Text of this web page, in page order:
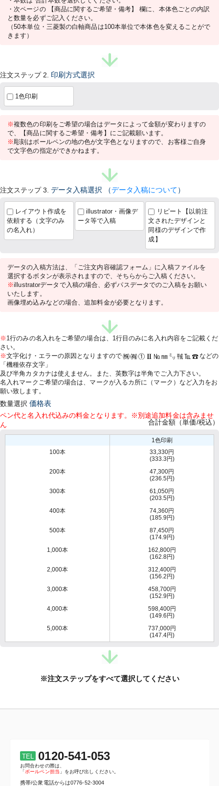
・次ページの 【商品に関するご希望・備考】 欄に、本体色ごとの内訳
と数量を必ずご記入ください。
（50本単位・三菱製の白軸商品は100本単位で本体色を変えることがで
きます）
注文ステップ 2. 印刷方式選択
1色印刷
※複数色の印刷をご希望の場合はデータによって金額が変わりますの
で、【商品に関するご希望・備考】にご記載願います。
※彫刻はボールペンの地の色が文字色となりますので、お客様ご自身
で文字色の指定ができかねます。
注文ステップ 3. データ入稿選択 （データ入稿について ）
レイアウト作成を
依頼する（文字のみ
の名入れ）
illustrator・画像デ
ータ等で入稿
リピート【以前注
文されたデザインと
同様のデザインで作
成】
データの入稿方法は、「ご注文内容確認フォーム」に入稿ファイルを
選択するボタンが表示されますので、そちらからご入稿ください。
※illustratorデータで入稿の場合、必ずパスデータでのご入稿をお願い
いたします。
画像埋め込みなどの場合、追加料金が必要となります。
※ 1行のみの名入れをご希望の場合は、1行目のみに名入れ内容をご記載くだ
さい。
※文字化け・エラーの原因となりますので
などの
「機種依存文字」
及び半角カタカナは使えません。また、英数字は半角でご入力下さい。
名入れマークご希望の場合は、マークが入るカ所に（マーク）など入力をお
願い致します。
数量選択 価格表
ペン代と名入れ代込みの料金となります。※別途追加料金は含みませ
ん
合計金額（単価/税込）
1色印刷
100本
33,330円
(333.3円)
200本
47,300円
(236.5円)
300本
61,050円
(203.5円)
400本
74,360円
(185.9円)
500本
87,450円
(174.9円)
1,000本
162,800円
(162.8円)
2,000本
312,400円
(156.2円)
3,000本
458,700円
(152.9円)
4,000本
598,400円
(149.6円)
5,000本
737,000円
(147.4円)
※注文ステップをすべて選択してください
TEL 0120-541-053
お問合わせの際は、
「ボールペン担当 」をお呼び出しください。
携帯/公衆電話からは0776-52-3004